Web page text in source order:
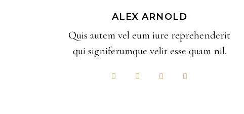
ALEX ARNOLD
Quis autem vel eum iure reprehenderit
qui signiferumque velit esse quam nil.